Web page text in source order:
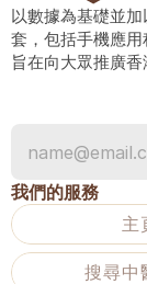
以數據為基礎並
套，包括手機應用
旨在向大眾推廣
我們的服務
主
搜尋中